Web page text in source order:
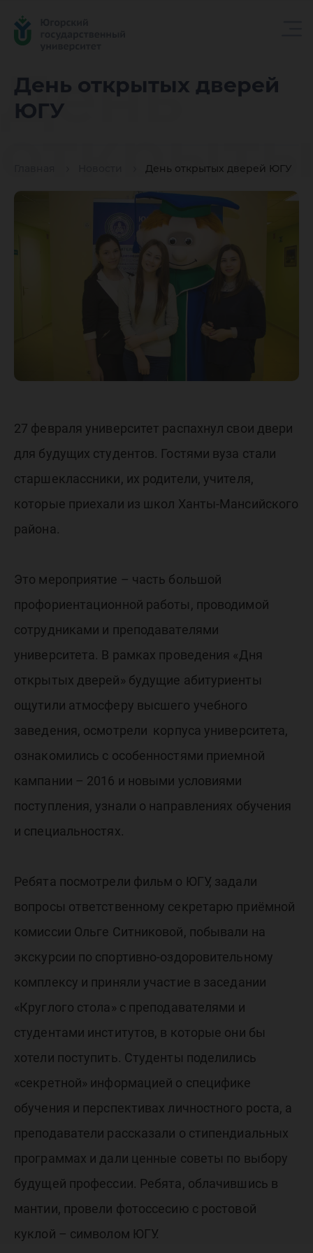
День открытых дверей
ЮГУ
День открытых дверей ЮГУ
День
дверей
ЮГУ
27 февраля университет распахнул свои двери
для будущих студентов. Гостями вуза стали
старшеклассники, их родители, учителя,
которые приехали из школ Ханты-Мансийского
района.
Это мероприятие – часть большой
профориентационной работы, проводимой
сотрудниками и преподавателями
университета. В рамках проведения «Дня
открытых дверей» будущие абитуриенты
ощутили атмосферу высшего учебного
заведения, осмотрели корпуса университета,
ознакомились с особенностями приемной
кампании – 2016 и новыми условиями
поступления, узнали о направлениях обучения
и специальностях.
Ребята посмотрели фильм о ЮГУ, задали
вопросы ответственному секретарю приёмной
комиссии Ольге Ситниковой, побывали на
экскурсии по спортивно-оздоровительному
комплексу и приняли участие в заседании
«Круглого стола» с преподавателями и
студентами институтов, в которые они бы
хотели поступить. Студенты поделились
«секретной» информацией о специфике
обучения и перспективах личностного роста, а
преподаватели рассказали о стипендиальных
программах и дали ценные советы по выбору
будущей профессии. Ребята, облачившись в
мантии, провели фотоссесию с ростовой
куклой – символом ЮГУ.